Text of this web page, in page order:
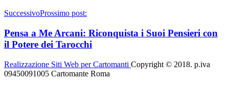
SuccessivoProssimo post:
Pensa a Me Arcani: Riconquista i Suoi Pensieri con
il Potere dei Tarocchi
Realizzazione Siti Web per Cartomanti Copyright © 2018. p.iva
09450091005 Cartomante Roma